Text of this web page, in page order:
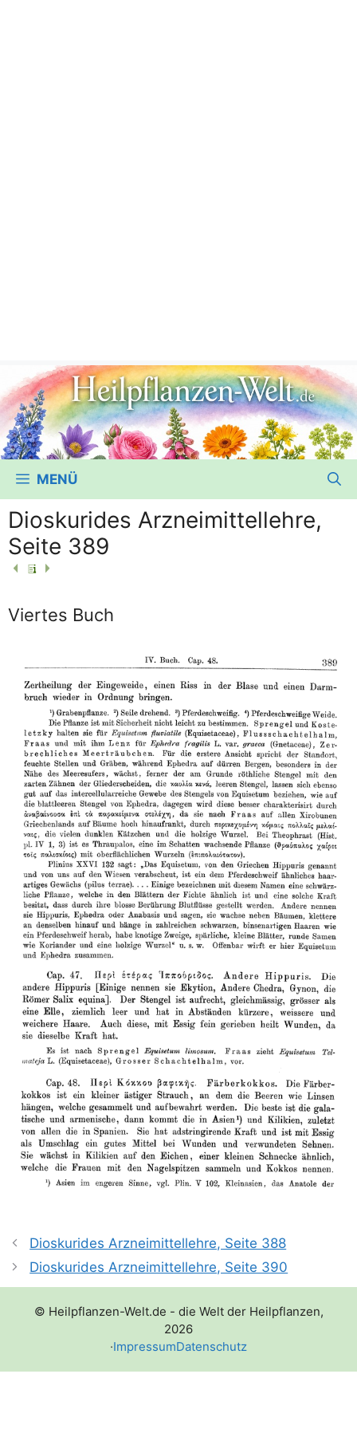
MENÜ
Dioskurides Arzneimittellehre,
Seite 389
Viertes Buch
Dioskurides Arzneimittellehre, Seite 388
Dioskurides Arzneimittellehre, Seite 390
© Heilpflanzen-Welt.de - die Welt der Heilpflanzen,
2026
·ImpressumDatenschutz